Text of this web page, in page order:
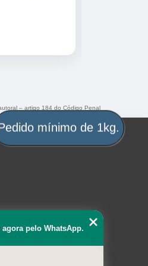
– artigo 184 do Código Penal
agora pelo WhatsApp.
mínimo de 1kg.